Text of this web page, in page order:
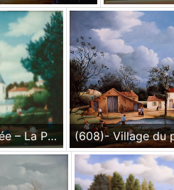
(607)- Apremont – Vendée – La Partie de ballon-1986-24x35 cm.